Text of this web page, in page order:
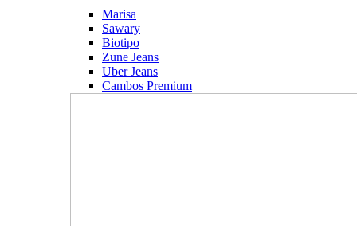
Marisa
Sawary
Biotipo
Zune Jeans
Uber Jeans
Cambos Premium